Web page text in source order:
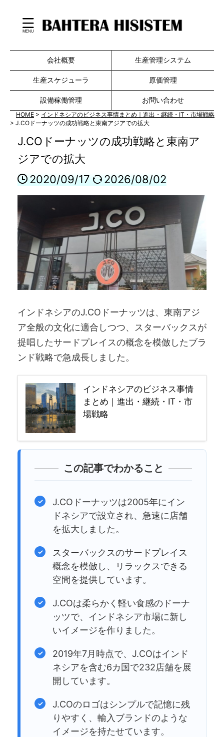
会社概要 生産管理システム
生産スケジューラ 原価管理
設備稼働管理 お問い合わせ
HOME > インドネシアのビジネス事情まとめ｜進出・継続・IT・市場戦略
> J.COドーナッツの成功戦略と東南アジアでの拡大
J.COドーナッツの成功戦略と東南ア
ジアでの拡大
2020/09/17
2026/08/02
インドネシアのJ.COドーナッツは、東南アジ
ア全般の文化に適合しつつ、スターバックスが
提唱したサードプレイスの概念を模倣したブラ
ンド戦略で急成長しました。
インドネシアのビジネス事情
まとめ｜進出・継続・IT・市
場戦略
この記事でわかること
J.COドーナッツは2005年にイン
ドネシアで設立され、急速に店舗
を拡大しました。
スターバックスのサードプレイス
概念を模倣し、リラックスできる
空間を提供しています。
J.COは柔らかく軽い食感のドーナ
ッツで、インドネシア市場に新し
いイメージを作りました。
2019年7月時点で、J.COはインド
ネシアを含む6カ国で232店舗を展
開しています。
J.COのロゴはシンプルで記憶に残
りやすく、輸入ブランドのような
イメージを持たせています。